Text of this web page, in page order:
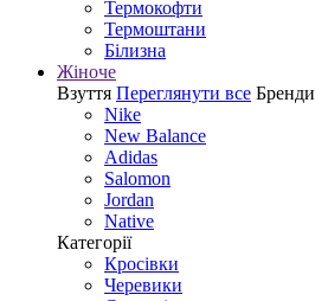
Термокофти
Термоштани
Білизна
Жіноче
Взуття Переглянути все Бренди
Nike
New Balance
Adidas
Salomon
Jordan
Native
Категорії
Кросівки
Черевики